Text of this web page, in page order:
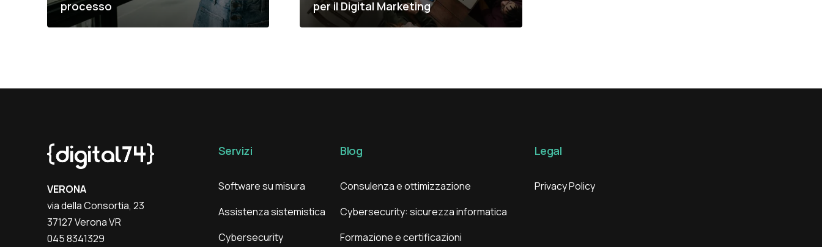
processo
per il Digital Marketing
VERONA
via della Consortia, 23
37127 Verona VR
045 8341329
Servizi
Software su misura
Assistenza sistemistica
Cybersecurity
Blog
Consulenza e ottimizzazione
Cybersecurity: sicurezza informatica
Formazione e certificazioni
Legal
Privacy Policy